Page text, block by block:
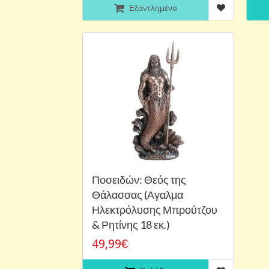
Εξαντλημένο
Ποσειδών: Θεός της
Θάλασσας (Αγαλμα
Ηλεκτρόλυσης Μπρούτζου
& Ρητίνης 18 εκ.)
49,99€